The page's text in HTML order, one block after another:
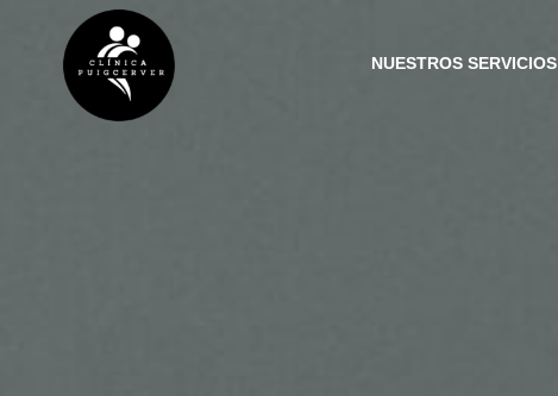
NUESTROS SERVICIOS